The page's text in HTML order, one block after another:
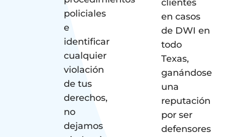
policiales
e
identificar
cualquier
violación
de tus
derechos,
no
dejamos
clientes
en casos
de DWI en
todo
Texas,
ganándose
una
reputación
por ser
defensores